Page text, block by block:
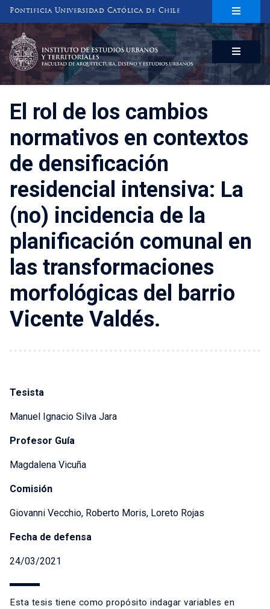
Pontificia Universidad Católica de Chile
INSTITUTO DE ESTUDIOS URBANOS
Y TERRITORIALES
FACULTAD DE ARQUITECTURA, DISEÑO Y ESTUDIOS URBANOS
El rol de los cambios
normativos en contextos
de densificación
residencial intensiva: La
(no) incidencia de la
planificación comunal en
las transformaciones
morfológicas del barrio
Vicente Valdés.
Tesista
Manuel Ignacio Silva Jara
Profesor Guía
Magdalena Vicuña
Comisión
Giovanni Vecchio, Roberto Moris, Loreto Rojas
Fecha de defensa
24/03/2021
Esta tesis tiene como propósito indagar variables en